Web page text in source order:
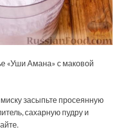
«Уши Амана» с маковой
засыпьте просеянную
сахарную пудру и